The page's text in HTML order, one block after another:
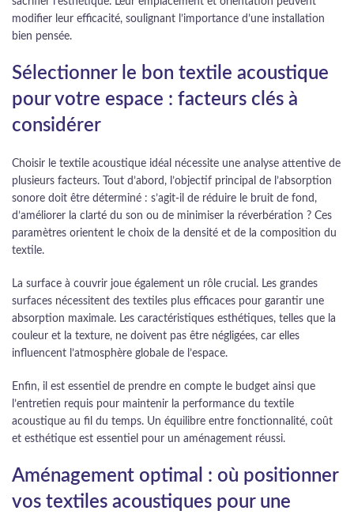
modifier leur efficacité, soulignant l’importance d’une installation
bien pensée.
Sélectionner le bon textile acoustique
pour votre espace : facteurs clés à
considérer
Choisir le textile acoustique idéal nécessite une analyse attentive de
plusieurs facteurs. Tout d’abord, l’objectif principal de l’absorption
sonore doit être déterminé : s’agit-il de réduire le bruit de fond,
d’améliorer la clarté du son ou de minimiser la réverbération ? Ces
paramètres orientent le choix de la densité et de la composition du
textile.
La surface à couvrir joue également un rôle crucial. Les grandes
surfaces nécessitent des textiles plus efficaces pour garantir une
absorption maximale. Les caractéristiques esthétiques, telles que la
couleur et la texture, ne doivent pas être négligées, car elles
influencent l’atmosphère globale de l’espace.
Enfin, il est essentiel de prendre en compte le budget ainsi que
l’entretien requis pour maintenir la performance du textile
acoustique au fil du temps. Un équilibre entre fonctionnalité, coût
et esthétique est essentiel pour un aménagement réussi.
Aménagement optimal : où positionner
vos textiles acoustiques pour une